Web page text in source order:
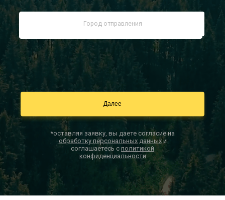
Заказать звонок
Контакты
*оставляя заявку, вы даете согласие на
обработку персональных данныхи
соглашаетесь с политикой
конфиденциальности